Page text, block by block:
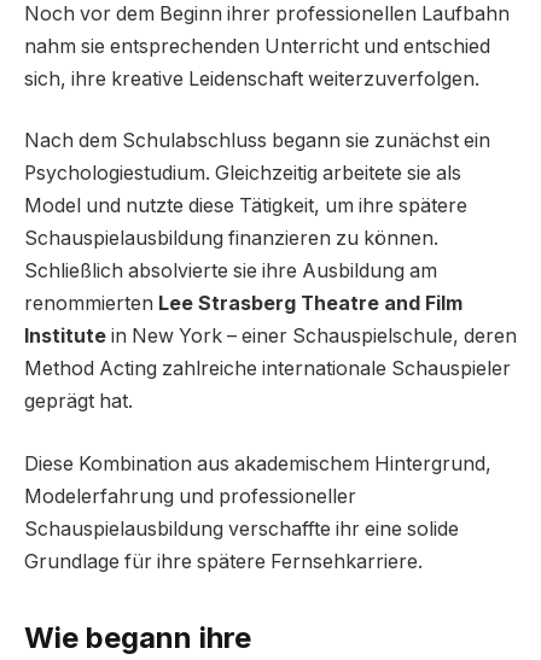
Noch vor dem Beginn ihrer professionellen Laufbahn
nahm sie entsprechenden Unterricht und entschied
sich, ihre kreative Leidenschaft weiterzuverfolgen.
Nach dem Schulabschluss begann sie zunächst ein
Psychologiestudium. Gleichzeitig arbeitete sie als
Model und nutzte diese Tätigkeit, um ihre spätere
Schauspielausbildung finanzieren zu können.
Schließlich absolvierte sie ihre Ausbildung am
renommierten Lee Strasberg Theatre and Film
Institute in New York – einer Schauspielschule, deren
Method Acting zahlreiche internationale Schauspieler
geprägt hat.
Diese Kombination aus akademischem Hintergrund,
Modelerfahrung und professioneller
Schauspielausbildung verschaffte ihr eine solide
Grundlage für ihre spätere Fernsehkarriere.
Wie begann ihre